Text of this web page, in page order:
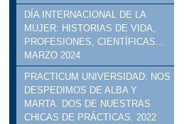
DÍA INTERNACIONAL DE LA
MUJER: HISTORIAS DE VIDA,
PROFESIONES, CIENTÍFICAS...
MARZO 2024
PRACTICUM UNIVERSIDAD: NOS
DESPEDIMOS DE ALBA Y
MARTA. DOS DE NUESTRAS
CHICAS DE PRÁCTICAS. 2022